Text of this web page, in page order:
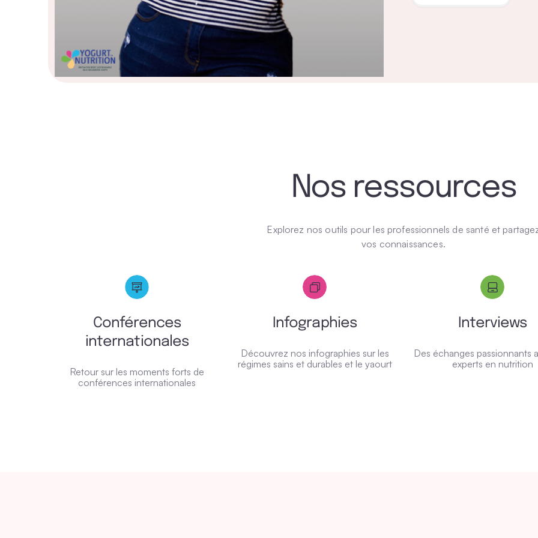
Nos ressources
Explorez nos outils pour les professionnels de santé et
vos connaissances.
Conférences
internationales
Retour sur les moments forts de
conférences internationales
Infographies
Découvrez nos infographies sur les
régimes sains et durables et le yaourt
Interviews
Des échanges passionnants
experts en nutrition